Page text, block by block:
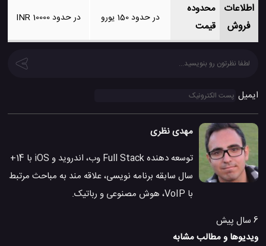
اطلاعات
فروش
محدوده
قیمت
در حدود 150 یورو در حدود 10000 INR
ایمیل
مهدی نظری
توسعه دهنده Full Stack وب، اندروید و iOS با 14+
سال سابقه برنامه نویسی، علاقه مند به مباحث مرتبط
با VoIP، هوش مصنوعی و رباتیک.
6 سال پیش
ویدیوها و مطالب مشابه